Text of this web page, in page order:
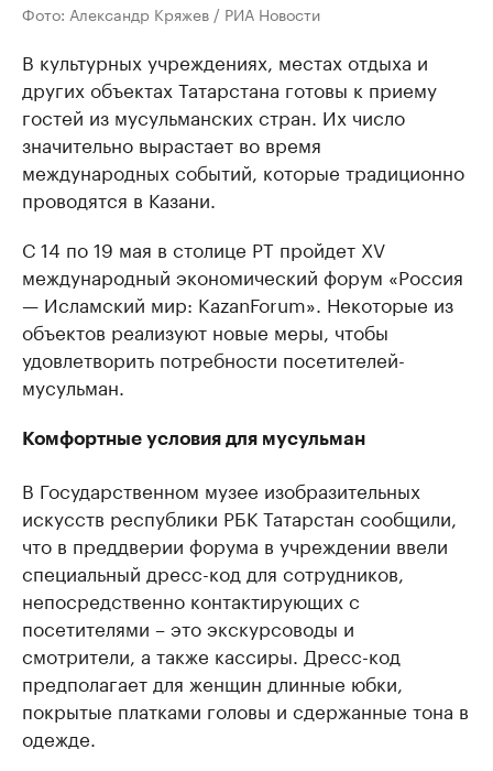
Фото: Александр Кряжев / РИА Новости
В культурных учреждениях, местах отдыха и
других объектах Татарстана готовы к приему
гостей из мусульманских стран. Их число
значительно вырастает во время
международных событий, которые традиционно
проводятся в Казани.
С 14 по 19 мая в столице РТ пройдет ХV
международный экономический форум «Россия
— Исламский мир: KazanForum». Некоторые из
объектов реализуют новые меры, чтобы
удовлетворить потребности посетителей-
мусульман.
Комфортные условия для мусульман
В Государственном музее изобразительных
искусств республики РБК Татарстан сообщили,
что в преддверии форума в учреждении ввели
специальный дресс-код для сотрудников,
непосредственно контактирующих с
посетителями – это экскурсоводы и
смотрители, а также кассиры. Дресс-код
предполагает для женщин длинные юбки,
покрытые платками головы и сдержанные тона в
одежде.